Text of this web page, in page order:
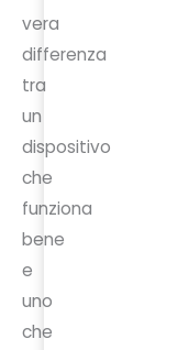
vera
differenza
tra
un
dispositivo
che
funziona
bene
e
uno
che